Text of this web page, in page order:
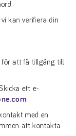
kan verifiera din
att få tillgång till
ett e-
med en
att kontakta